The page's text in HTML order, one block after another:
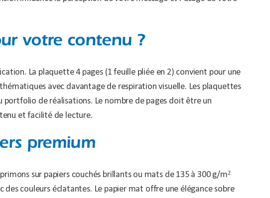
votre contenu ?
La plaquette 4 pages (1 feuille pliée en 2) convient pour une
avec davantage de respiration visuelle. Les plaquettes
de réalisations. Le nombre de pages doit être un
et facilité de lecture.
premium
sur papiers couchés brillants ou mats de 135 à 300 g/m²
couleurs éclatantes. Le papier mat offre une élégance sobre